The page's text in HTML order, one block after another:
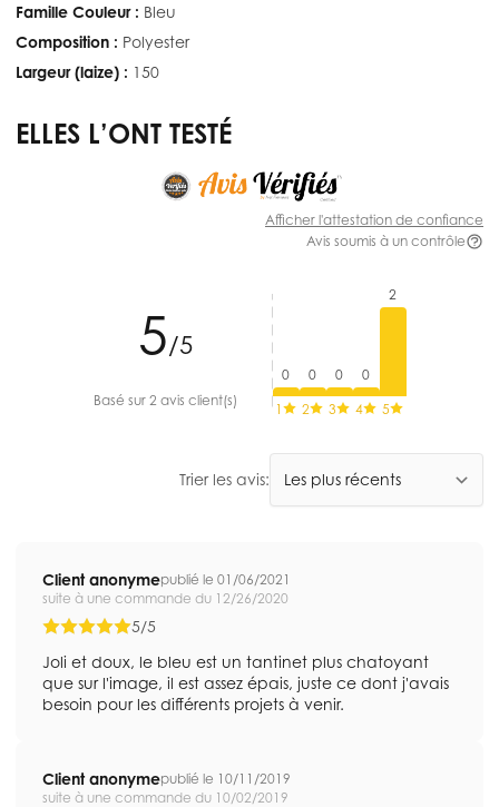
Famille Couleur : Bleu
Composition : Polyester
Largeur (laize) : 150
ELLES L’ONT TESTÉ
Afficher l'attestation de confiance
Avis soumis à un contrôle
5/5
Basé sur 2 avis client(s)
0
1
0
2
0
3
0
4
2
5
Trier les avis:
Client anonymepublié le 01/06/2021
suite à une commande du 12/26/2020
5/5
Joli et doux, le bleu est un tantinet plus chatoyant
que sur l'image, il est assez épais, juste ce dont j'avais
besoin pour les différents projets à venir.
Client anonymepublié le 10/11/2019
suite à une commande du 10/02/2019